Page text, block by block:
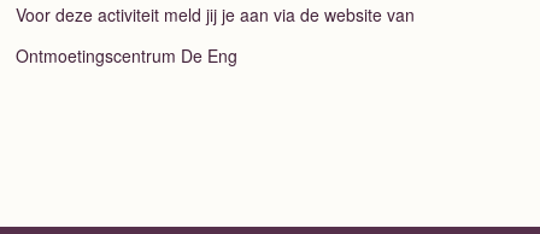
Voor deze activiteit meld jij je aan via de website van
Ontmoetingscentrum De Eng